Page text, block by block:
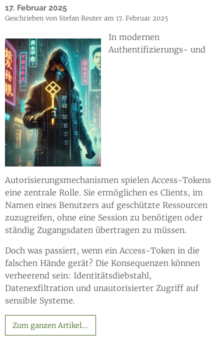
17. Februar 2025
Geschrieben von Stefan Reuter am 17. Februar 2025
In modernen
Authentifizierungs- und
Autorisierungsmechanismen spielen Access-Tokens
eine zentrale Rolle. Sie ermöglichen es Clients, im
Namen eines Benutzers auf geschützte Ressourcen
zuzugreifen, ohne eine Session zu benötigen oder
ständig Zugangsdaten übertragen zu müssen.
Doch was passiert, wenn ein Access-Token in die
falschen Hände gerät? Die Konsequenzen können
verheerend sein: Identitätsdiebstahl,
Datenexfiltration und unautorisierter Zugriff auf
sensible Systeme.
Zum ganzen Artikel...